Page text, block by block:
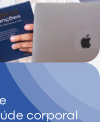
corporal